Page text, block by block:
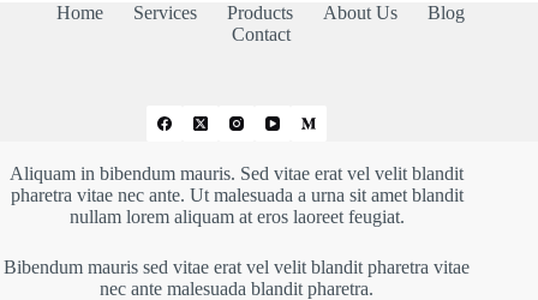
Home Services Products About Us
Blog
Contact
Aliquam in bibendum mauris. Sed vitae erat vel velit blandit
pharetra vitae nec ante. Ut malesuada a urna sit amet blandit
nullam lorem aliquam at eros laoreet feugiat.
Bibendum mauris sed vitae erat vel velit blandit pharetra vitae
nec ante malesuada blandit pharetra.